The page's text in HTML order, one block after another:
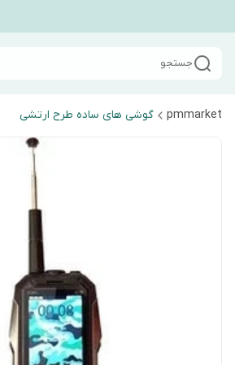
جستجو
pmmarket گوشی های ساده طرح ارتشی